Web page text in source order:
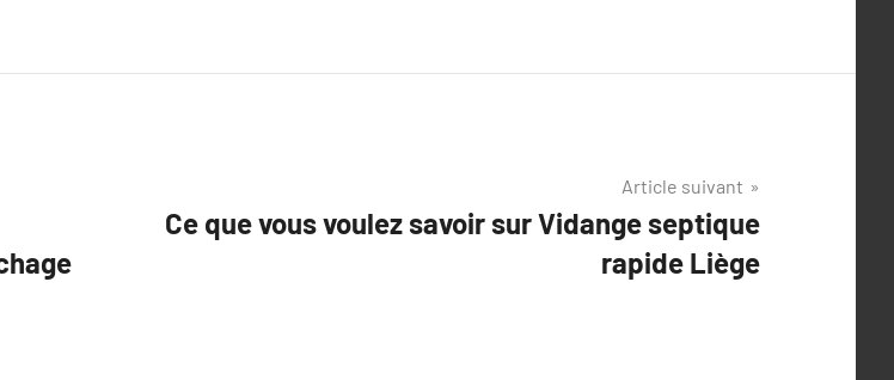
Article suivant
Ce que vous voulez savoir sur Vidange septique
rapide Liège